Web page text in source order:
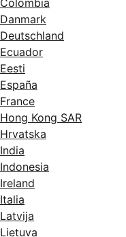
Colombia
Danmark
Deutschland
Ecuador
Eesti
España
France
Hong Kong SAR
Hrvatska
India
Indonesia
Ireland
Italia
Latvija
Lietuva